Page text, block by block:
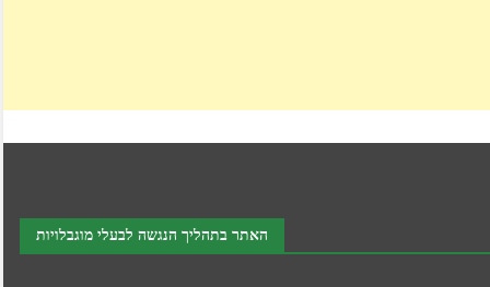
האתר בתהליך הנגשה לבעלי מוגבלויות